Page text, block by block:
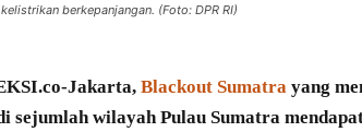
kelistrikan berkepanjangan. (Foto: DPR RI)
Jakarta, Blackout Sumatra yang
sejumlah wilayah Pulau Sumatra